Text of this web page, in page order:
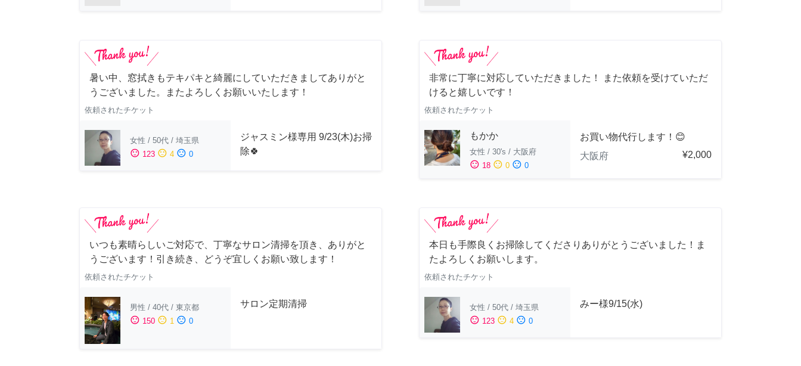
暑い中、窓拭きもテキパキと綺麗にしていただきましてありがと
うございました。またよろしくお願いいたします！
依頼されたチケット
女性 / 50代 / 埼玉県
sentiment_satisfied 123 sentiment_neutral 4 sentiment_dissatisfied 0
ジャスミン様専用 9/23(木)お掃
除🍀
非常に丁寧に対応していただきました！ また依頼を受けていただ
けると嬉しいです！
依頼されたチケット
もかか
女性 / 30's / 大阪府
sentiment_satisfied 18 sentiment_neutral 0 sentiment_dissatisfied 0
お買い物代行します！😊
大阪府
¥2,000
いつも素晴らしいご対応で、丁寧なサロン清掃を頂き、ありがと
うございます！引き続き、どうぞ宜しくお願い致します！
依頼されたチケット
男性 / 40代 / 東京都
sentiment_satisfied 150 sentiment_neutral 1 sentiment_dissatisfied 0
サロン定期清掃
本日も手際良くお掃除してくださりありがとうございました！ま
たよろしくお願いします。
依頼されたチケット
女性 / 50代 / 埼玉県
sentiment_satisfied 123 sentiment_neutral 4 sentiment_dissatisfied 0
みー様9/15(水)